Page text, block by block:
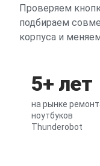
Проверяем
подбираем
корпуса и
5+ лет
на рынке
ноутбуков
Thunderobot